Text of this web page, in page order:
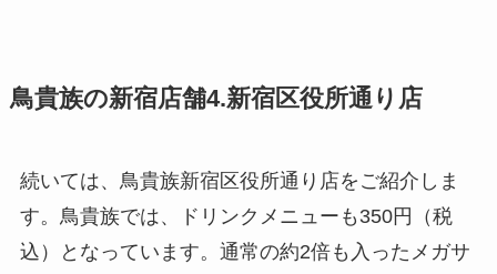
鳥貴族の新宿店舗4.新宿区役所通り店
続いては、鳥貴族新宿区役所通り店をご紹介しま
す。鳥貴族では、ドリンクメニューも350円（税
込）となっています。通常の約2倍も入ったメガサ